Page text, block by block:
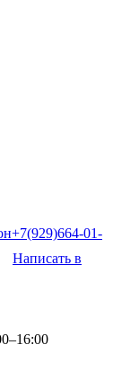
+7(929)664-01-
Написать в